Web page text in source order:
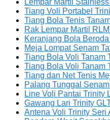
Lempar Martil
Tiang Voli Portabel
Tiang Bola Tenis
Rak Lempar Martil
Keranjang Bola
Meja Lompat Senam
Tiang Bola Voli Tanam
Tiang Bola Voli Tanam
Tiang dan Net Tenis
Palang Tunggal
Line Voli Pantai Trinity
Gawang Lari Trinity
Antena Voli Trinity Seri